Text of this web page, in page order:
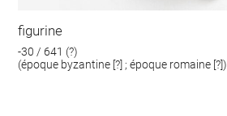
figurine
-30 / 641 (?)
(époque byzantine [?] ; époque romaine [?])